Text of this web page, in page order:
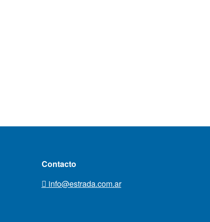
Contacto
info@estrada.com.ar